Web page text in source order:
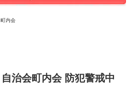
内会
自治会町内会 防犯警戒中